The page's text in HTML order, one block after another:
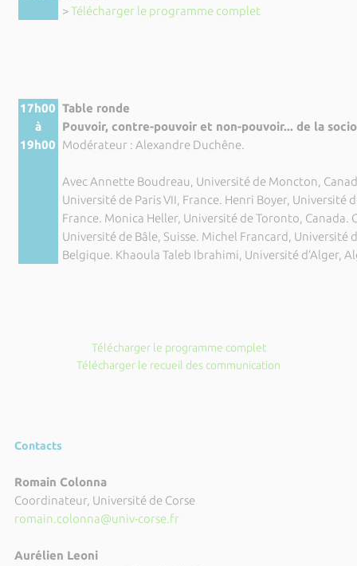
>Télécharger le programme complet
17h00
à
19h00
Table ronde
Pouvoir, contre-pouvoir et non-pouvoir... de la
Modérateur : Alexandre Duchêne.
Avec Annette Boudreau, Université de Moncton,
Université de Paris VII, France. Henri Boyer, Université
France. Monica Heller, Université de Toronto, Canada.
Université de Bâle, Suisse. Michel Francard, Université
Belgique. Khaoula Taleb Ibrahimi, Université d’Alger,
Télécharger le programme complet
Télécharger le recueil des communication
Contacts
Romain Colonna
Coordinateur, Université de Corse
romain.colonna@univ-corse.fr
Aurélien Leoni